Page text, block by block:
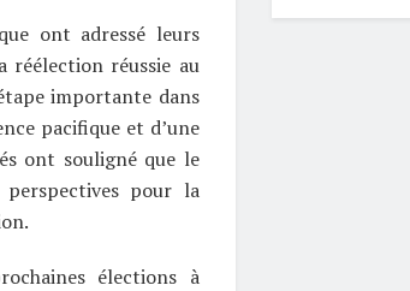
ont adressé leurs
réélection réussie au
importante dans
pacifique et d’une
ont souligné que le
pour la
élections à